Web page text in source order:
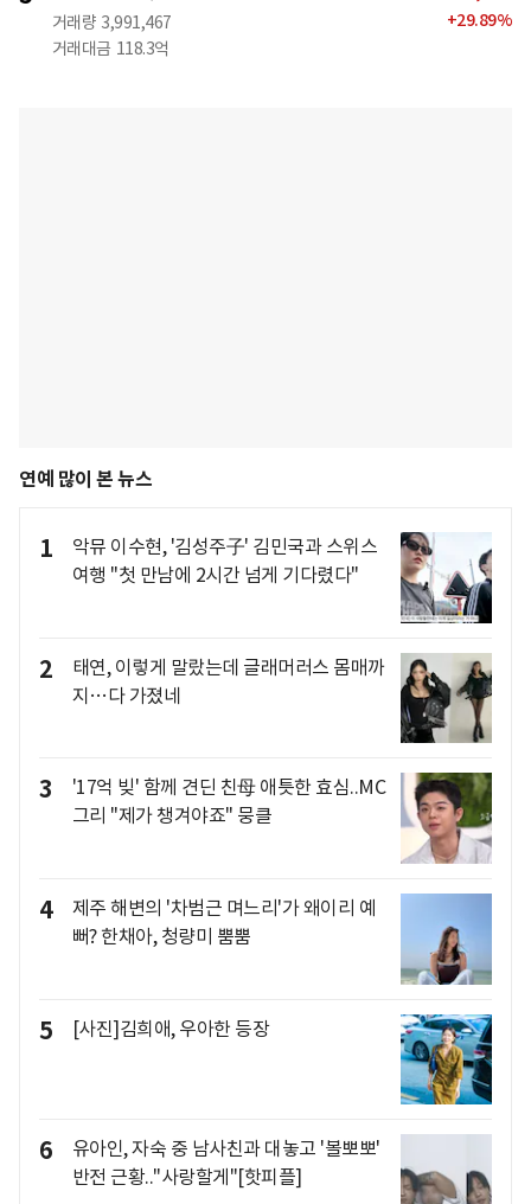
거래량 3,991,467
거래대금 118.3억
+29.89%
연예 많이 본 뉴스
1
악뮤 이수현, '김성주子' 김민국과 스위스
여행 "첫 만남에 2시간 넘게 기다렸다"
2
태연, 이렇게 말랐는데 글래머러스 몸매까
지…다 가졌네
3
'17억 빚' 함께 견딘 친母 애틋한 효심..MC
그리 "제가 챙겨야죠" 뭉클
4
제주 해변의 '차범근 며느리'가 왜이리 예
뻐? 한채아, 청량미 뿜뿜
5 [사진]김희애, 우아한 등장
6
유아인, 자숙 중 남사친과 대놓고 '볼뽀뽀'
반전 근황.."사랑할게"[핫피플]